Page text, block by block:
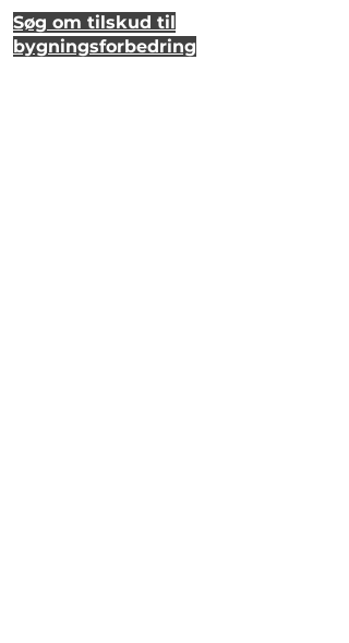
Søg om tilskud til
bygningsforbedring